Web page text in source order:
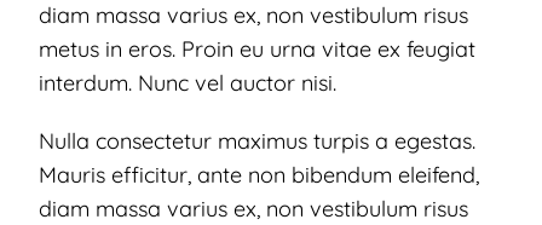
diam massa varius ex, non vestibulum risus
metus in eros. Proin eu urna vitae ex feugiat
interdum. Nunc vel auctor nisi.
Nulla consectetur maximus turpis a egestas.
Mauris efficitur, ante non bibendum eleifend,
diam massa varius ex, non vestibulum risus